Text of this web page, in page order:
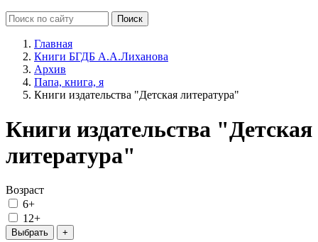
Главная
Книги БГДБ А.А.Лиханова
Архив
Папа, книга, я
Книги издательства "Детская литература"
Книги издательства "Детская
литература"
Возраст
6+
12+